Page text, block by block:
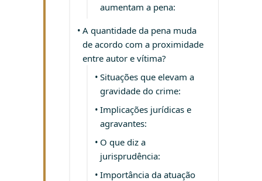
aumentam a pena:
A quantidade da pena muda
de acordo com a proximidade
entre autor e vítima?
Situações que elevam a
gravidade do crime:
Implicações jurídicas e
agravantes:
O que diz a
jurisprudência:
Importância da atuação